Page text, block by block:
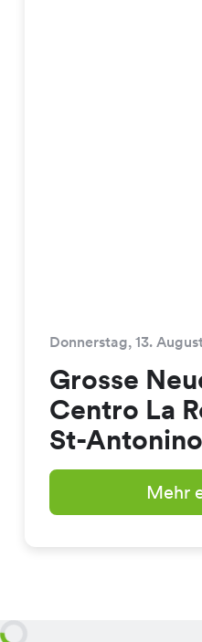
Donnerstag, 13.
Grosse
Centro La
St-Antonino
Mehr